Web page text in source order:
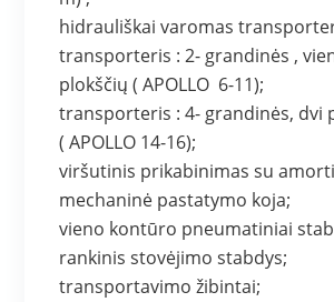
hidrauliškai varomas
transporteris : 2- grandinės ,
plokščių ( APOLLO 6-11);
transporteris : 4- grandinės, dvi
( APOLLO 14-16);
viršutinis prikabinimas su
mechaninė pastatymo koja;
vieno kontūro pneumatiniai
rankinis stovėjimo stabdys;
transportavimo žibintai;